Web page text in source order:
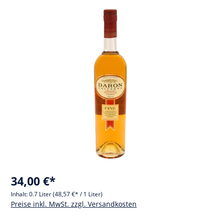
34,00 €*
Inhalt:0.7 Liter(48,57 €* / 1 Liter)
Preise inkl. MwSt. zzgl. Versandkosten